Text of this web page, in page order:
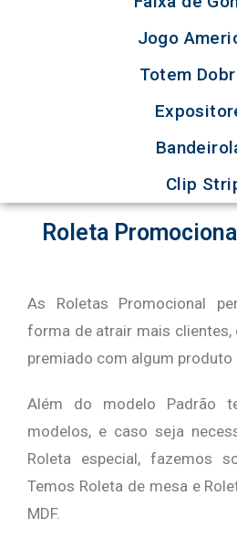
Jogo
Totem
Clip
Roleta
As Roletas Promocional
forma de atrair mais clientes,
premiado com algum produto
Além do modelo Padrão
modelos, e caso seja
Roleta especial, fazemos
Temos Roleta de mesa e
MDF.